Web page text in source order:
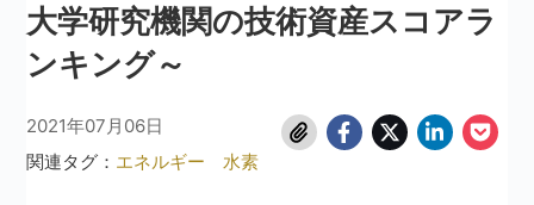
大学研究機関の技術資産スコアラ
ンキング～
2021年07月06日
関連タグ： エネルギー 水素